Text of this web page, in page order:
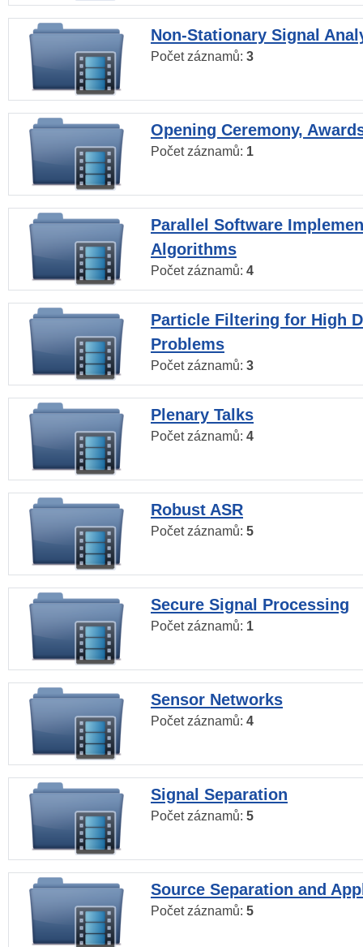
Non-Stationary Signal
Počet záznamů: 3
Opening Ceremony,
Počet záznamů: 1
Parallel Software
Algorithms
Počet záznamů: 4
Particle Filtering for High
Problems
Počet záznamů: 3
Plenary Talks
Počet záznamů: 4
Robust ASR
Počet záznamů: 5
Secure Signal Processing
Počet záznamů: 1
Sensor Networks
Počet záznamů: 4
Signal Separation
Počet záznamů: 5
Source Separation and
Počet záznamů: 5